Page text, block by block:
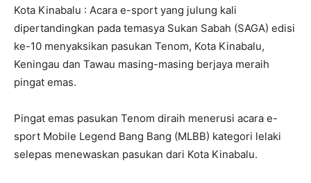
Kota Kinabalu : Acara e-sport yang julung kali
dipertandingkan pada temasya Sukan Sabah (SAGA) edisi
ke-10 menyaksikan pasukan Tenom, Kota Kinabalu,
Keningau dan Tawau masing-masing berjaya meraih
pingat emas.
Pingat emas pasukan Tenom diraih menerusi acara e-
sport Mobile Legend Bang Bang (MLBB) kategori lelaki
selepas menewaskan pasukan dari Kota Kinabalu.